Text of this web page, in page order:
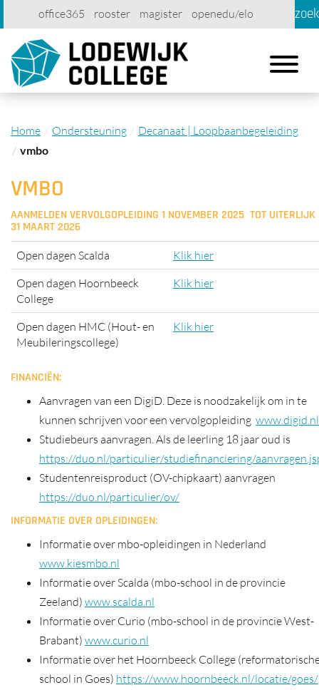
office365 rooster magister
openedu/elo
account
contact printen
Toggle
Home Ondersteuning Decanaat | Loopbaanbegeleiding
vmbo
VMBO
AANMELDEN VERVOLGOPLEIDING 1 NOVEMBER 2025 TOT UITERLIJK
31 MAART 2026
Open dagen Scalda
Klik hier
Open dagen Hoornbeeck
College
Klik hier
Open dagen HMC (Hout- en
Meubileringscollege)
Klik hier
FINANCIËN:
Aanvragen van een DigiD. Deze is noodzakelijk om in te
kunnen schrijven voor een vervolgopleiding www.digid.nl
Studiebeurs aanvragen. Als de leerling 18 jaar oud is
https://duo.nl/particulier/studiefinanciering/
Studentenreisproduct (OV-chipkaart) aanvragen
https://duo.nl/particulier/ov/
INFORMATIE OVER OPLEIDINGEN:
Informatie over mbo-opleidingen in Nederland
www.kiesmbo.nl
Informatie over Scalda (mbo-school in de provincie
Zeeland) www.scalda.nl
Informatie over Curio (mbo-school in de provincie West-
Brabant) www.curio.nl
Informatie over het Hoornbeeck College
school in Goes) https://www.hoornbeeck.nl/locatie/goes/